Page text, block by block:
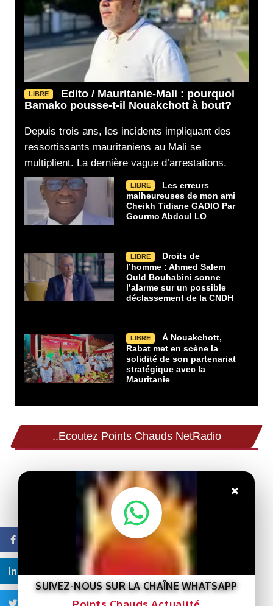
LIBRE
Edito / Mauritanie-Mali : pourquoi
Bamako pousse-t-il Nouakchott à bout?
Depuis trois ans, les incidents impliquant des
ressortissants mauritaniens au Mali se
multiplient. La dernière vague d’arrestations,
LIBRE
Les erreurs
malheureuses de mon ami
Cheikh Tidiane GADIO Par
Gourmo Abdoul LO
LIBRE
Droits de
l’homme : Ahmed Salem
Ould Bouhabini sonne
l’alarme sur un possible
déclassement de la CNDH
LIBRE
À Nouakchott,
Rabat met en scène la
solidité de son partenariat
stratégique avec la
Mauritanie
..Ecoutez Points Chauds NetRadio
×
SUIVEZ-NOUS SUR LA CHAÎNE WHATSAPP